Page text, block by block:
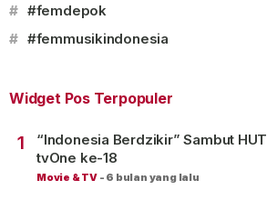
# #femdepok
# #femmusikindonesia
Widget Pos Terpopuler
1
“Indonesia Berdzikir” Sambut HUT
tvOne ke-18
Movie & TV - 6 bulan yang lalu